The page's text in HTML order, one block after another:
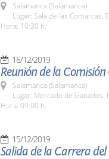
Salamanca (Salamanca)
Lugar: Sala de las Comarcas.
Hora: 10:30 h.
16/12/2019
Reunión de la
Salamanca (Salamanca)
Lugar: Mercado de Ganados.
Hora: 09:00 h.
15/12/2019
Salida de la Carrera